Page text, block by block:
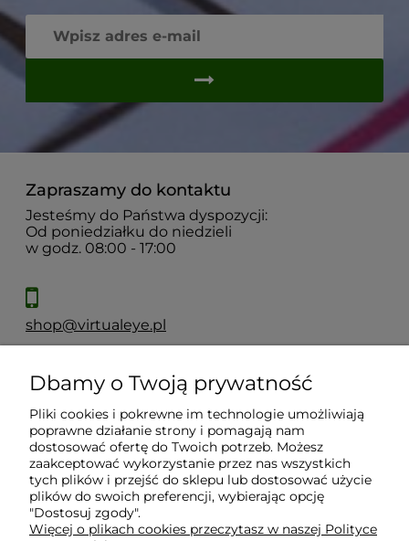
Zapraszamy do kontaktu
Jesteśmy do Państwa dyspozycji:
Od poniedziałku do niedzieli
w godz. 08:00 - 17:00
shop@virtualeye.pl
Moje konto
Płatności i dostawa
Informacje
Dbamy o Twoją prywatność
Pliki cookies i pokrewne im technologie umożliwiają
poprawne działanie strony i pomagają nam
dostosować ofertę do Twoich potrzeb. Możesz
zaakceptować wykorzystanie przez nas wszystkich
tych plików i przejść do sklepu lub dostosować użycie
plików do swoich preferencji, wybierając opcję
"Dostosuj zgody".
Więcej o plikach cookies przeczytasz w naszej Polityce